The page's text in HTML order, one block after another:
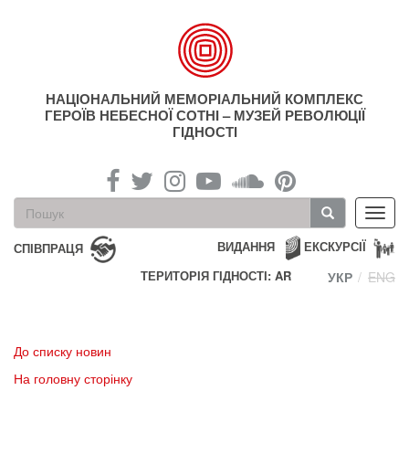
НАЦІОНАЛЬНИЙ МЕМОРІАЛЬНИЙ КОМПЛЕКС
ГЕРОЇВ НЕБЕСНОЇ СОТНІ – МУЗЕЙ РЕВОЛЮЦІЇ
ГІДНОСТІ
Пошукова
форма
Пошук
СПІВПРАЦЯ ЕКСКУРСІЇ
ВИДАННЯ
ТЕРИТОРІЯ ГІДНОСТІ: AR
УКР ENG
До списку новин
На головну сторінку